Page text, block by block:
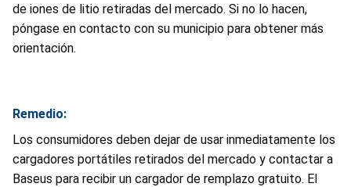
de iones de litio retiradas del mercado. Si no lo hacen,
póngase en contacto con su municipio para obtener más
orientación.
Remedio:
Los consumidores deben dejar de usar inmediatamente los
cargadores portátiles retirados del mercado y contactar a
Baseus para recibir un cargador de remplazo gratuito. El